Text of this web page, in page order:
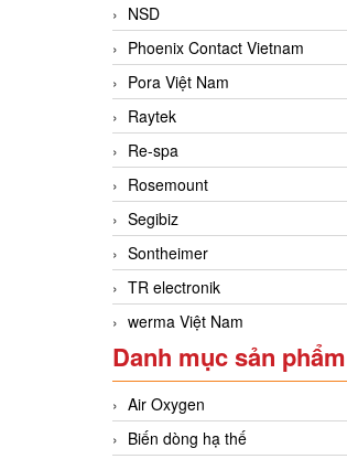
NSD
Phoenix Contact Vietnam
Pora Việt Nam
Raytek
Re-spa
Rosemount
Segibiz
Sontheimer
TR electronik
werma Việt Nam
Danh mục sản phẩm
Air Oxygen
Biến dòng hạ thế